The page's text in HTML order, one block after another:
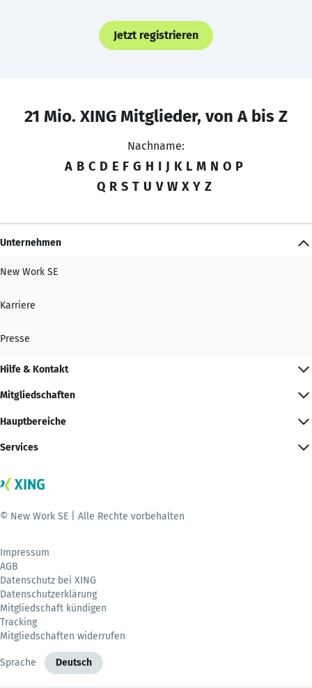
Jetzt registrieren
21 Mio. XING Mitglieder, von A bis Z
Nachname:
A B C D E F G H I J K L M N O P
Q R S T U V W X Y Z
Unternehmen
New Work SE
Karriere
Presse
Hilfe & Kontakt
Mitgliedschaften
Hauptbereiche
Services
© New Work SE | Alle Rechte vorbehalten
Impressum
AGB
Datenschutz bei XING
Datenschutzerklärung
Mitgliedschaft kündigen
Tracking
Mitgliedschaften widerrufen
Sprache Deutsch